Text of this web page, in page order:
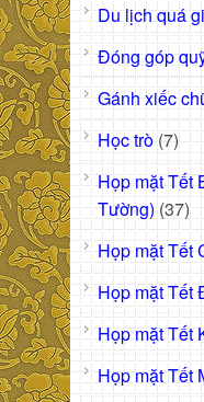
Du lịch quá
Đóng góp
Gánh xiếc
Học trò (7)
Họp mặt Tết
Tường) (37)
Họp mặt Tết
Họp mặt Tết
Họp mặt Tết
Họp mặt Tết